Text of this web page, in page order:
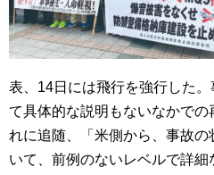
表、14日には飛行を強行した
て具体的な説明もないなかでの
れに追随、「米側から、事故
いて、前例のないレベルで詳細